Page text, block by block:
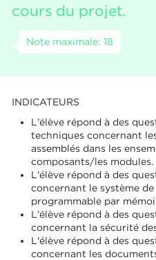
cours du projet.
Note maximale: 18
INDICATEURS
L'élève répond à des
techniques concernant
assemblés dans les
composants/les modules.
L'élève répond à des
concernant le système
programmable par
L'élève répond à des
concernant la sécurité
L'élève répond à des
concernant les